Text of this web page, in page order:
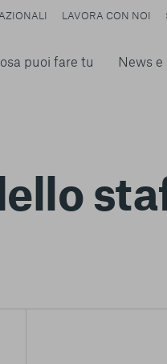
puoi fare tu News e
LAVORA CON NOI